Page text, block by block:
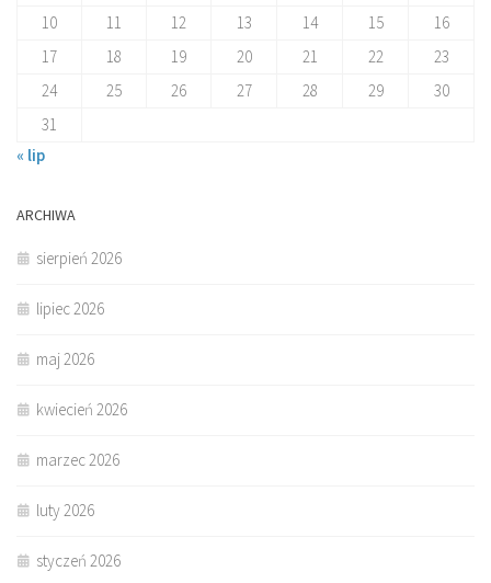
10
11 12 13 14 15
16
17
18 19 20 21 22
23
24
25 26 27 28 29
30
31
« lip
ARCHIWA
sierpień 2026
lipiec 2026
maj 2026
kwiecień 2026
marzec 2026
luty 2026
styczeń 2026